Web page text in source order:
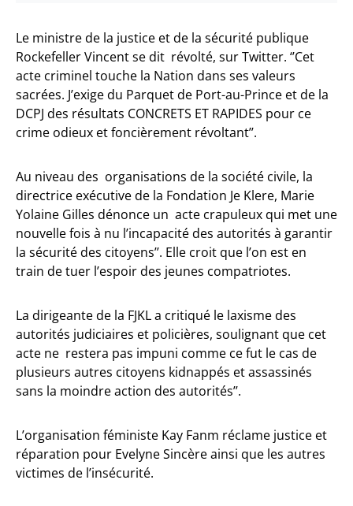
Le ministre de la justice et de la sécurité publique
Rockefeller Vincent se dit révolté, sur Twitter. ‘’Cet
acte criminel touche la Nation dans ses valeurs
sacrées. J’exige du Parquet de Port-au-Prince et de la
DCPJ des résultats CONCRETS ET RAPIDES pour ce
crime odieux et foncièrement révoltant’’.
Au niveau des organisations de la société civile, la
directrice exécutive de la Fondation Je Klere, Marie
Yolaine Gilles dénonce un acte crapuleux qui met une
nouvelle fois à nu l’incapacité des autorités à garantir
la sécurité des citoyens’’. Elle croit que l’on est en
train de tuer l’espoir des jeunes compatriotes.
La dirigeante de la FJKL a critiqué le laxisme des
autorités judiciaires et policières, soulignant que cet
acte ne restera pas impuni comme ce fut le cas de
plusieurs autres citoyens kidnappés et assassinés
sans la moindre action des autorités’’.
L’organisation féministe Kay Fanm réclame justice et
réparation pour Evelyne Sincère ainsi que les autres
victimes de l’insécurité.